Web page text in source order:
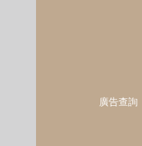
廣告查詢